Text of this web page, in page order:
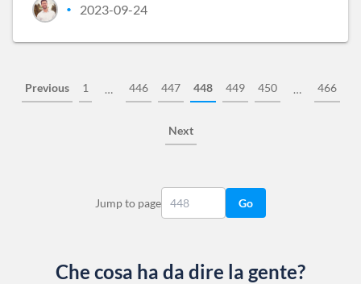
• 2023-09-24
Previous 1 … 446 447 448 449 450 … 466
Next
Jump to page Go
Che cosa ha da dire la gente?